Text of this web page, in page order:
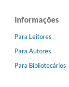
Informações
Para Leitores
Para Autores
Para Bibliotecários